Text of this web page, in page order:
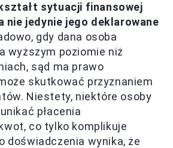
sytuacji finansowej
nie jedynie jego deklarowane
gdy dana osoba
wyższym poziomie niż
sąd ma prawo
skutkować przyznaniem
Niestety, niektóre osoby
płacenia
co tylko komplikuje
doświadczenia wynika, że